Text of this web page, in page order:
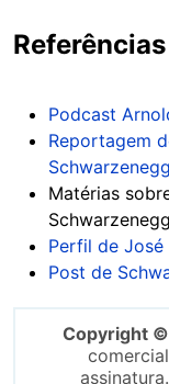
Referências
Podcast
Reportagem
Matérias
Perfil de José
Post de
Copyright